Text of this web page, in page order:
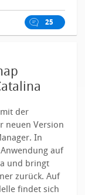
25
der
neuen Version
In
auf
und bringt
zurück. Auf
findet sich